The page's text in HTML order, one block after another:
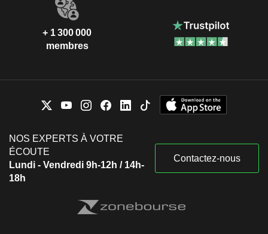
+ 1 300 000
membres
NOS EXPERTS À VOTRE
ÉCOUTE
Lundi - Vendredi 9h-12h / 14h-
18h
Contactez-nous